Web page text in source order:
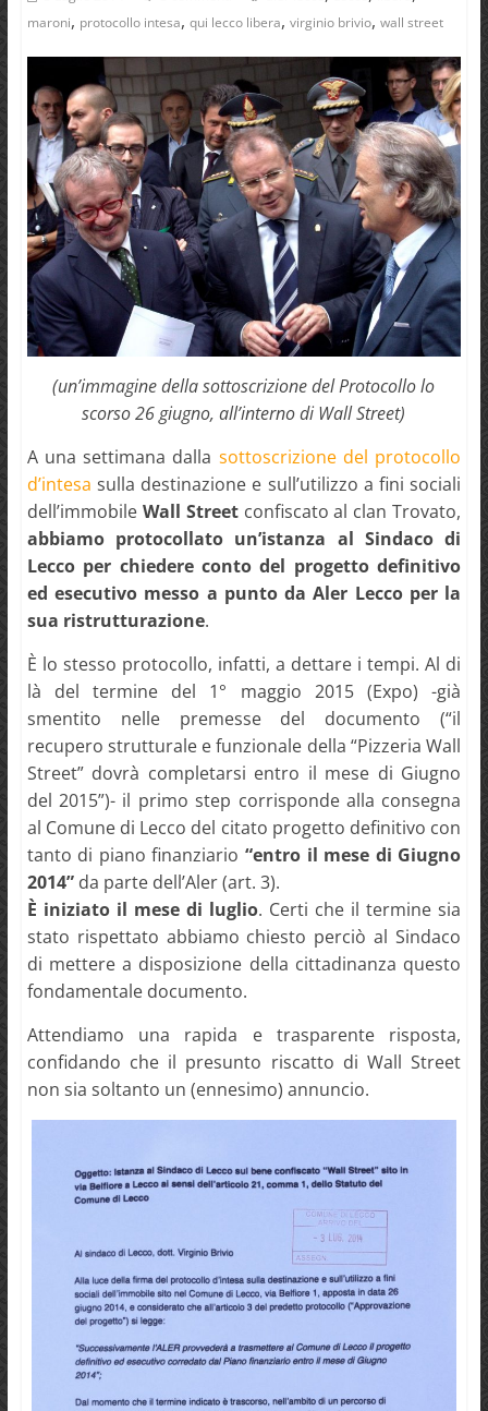
maroni, protocollo intesa, qui lecco libera, virginio brivio, wall street
(un’immagine della sottoscrizione del Protocollo lo
scorso 26 giugno, all’interno di Wall Street)
A una settimana dalla sottoscrizione del protocollo
d’intesa sulla destinazione e sull’utilizzo a fini sociali
dell’immobile Wall Streetconfiscato al clan Trovato,
abbiamo protocollato un’istanza al Sindaco di
Lecco per chiedere conto del progetto definitivo
ed esecutivo messo a punto da Aler Lecco per la
sua ristrutturazione.
È lo stesso protocollo, infatti, a dettare i tempi. Al di
là del termine del 1° maggio 2015 (Expo) -già
smentito nelle premesse del documento (“il
recupero strutturale e funzionale della “Pizzeria Wall
Street” dovrà completarsi entro il mese di Giugno
del 2015”)- il primo step corrisponde alla consegna
al Comune di Lecco del citato progetto definitivo con
tanto di piano finanziario “entro il mese di Giugno
2014”da parte dell’Aler (art. 3).
È iniziato il mese di luglio. Certi che il termine sia
stato rispettato abbiamo chiesto perciò al Sindaco
di mettere a disposizione della cittadinanza questo
fondamentale documento.
Attendiamo una rapida e trasparente risposta,
confidando che il presunto riscatto di Wall Street
non sia soltanto un (ennesimo) annuncio.